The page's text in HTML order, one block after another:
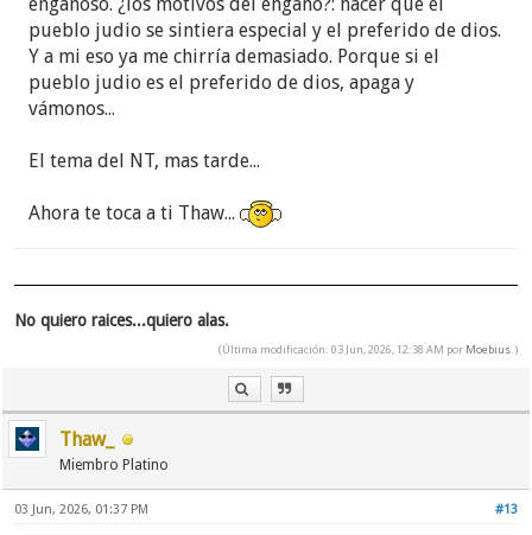
pueblo judio se sintiera especial y el preferido de dios.
Y a mi eso ya me chirría demasiado. Porque si el
pueblo judio es el preferido de dios, apaga y
vámonos...
El tema del NT, mas tarde...
Ahora te toca a ti Thaw...
No quiero raices...quiero alas.
(Última modificación: 03 Jun, 2026, 12:38 AM por Moebius.)
Thaw_
Miembro Platino
#13
03 Jun, 2026, 01:37 PM